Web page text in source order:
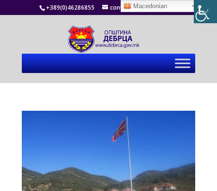
+389(0)46286855 contact@debrca.gov.mk
Macedonian